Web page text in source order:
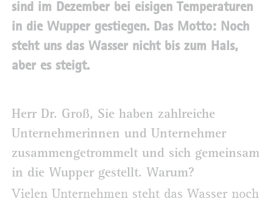
sind im Dezember bei eisigen Temperaturen
in die Wupper gestiegen. Das Motto: Noch
steht uns das Wasser nicht bis zum Hals,
aber es steigt.
Herr Dr. Groß, Sie haben zahlreiche
Unternehmerinnen und Unternehmer
zusammengetrommelt und sich gemeinsam
in die Wupper gestellt. Warum?
Vielen Unternehmen steht das Wasser noch